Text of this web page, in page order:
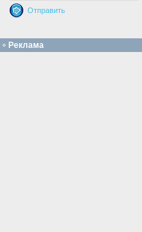
Реклама